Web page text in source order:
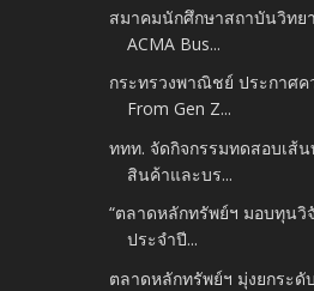
สมาคมนักศึกษาสถาบันวิทย
ACMA Bus...
กระทรวงพาณิชย์ ประกาศค
From Gen Z...
ททท. จัดกิจกรรมทดสอบเส้
สินค้าและบร...
“ตลาดหลักทรัพย์ฯ มอบทุน
ประจำปี...
ตลาดหลักทรัพย์ฯ มุ่งยกระดั